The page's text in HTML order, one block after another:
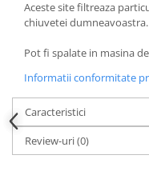
Aceste site filtreaza
chiuvetei dumneavoastra.
Pot fi spalate in masina
Informatii conformitate
Caracteristici
Review-uri(0)